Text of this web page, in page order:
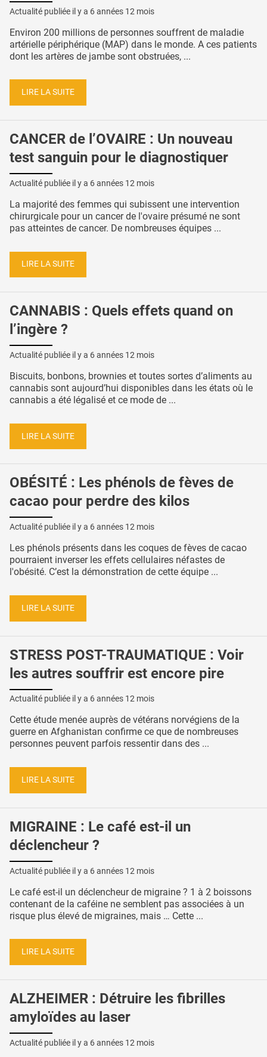
Actualité publiée il y a 6 années 12 mois
Environ 200 millions de personnes souffrent de maladie
artérielle périphérique (MAP) dans le monde. A ces patients
dont les artères de jambe sont obstruées, ...
LIRE LA SUITE
CANCER de l’OVAIRE : Un nouveau
test sanguin pour le diagnostiquer
Actualité publiée il y a 6 années 12 mois
La majorité des femmes qui subissent une intervention
chirurgicale pour un cancer de l'ovaire présumé ne sont
pas atteintes de cancer. De nombreuses équipes ...
LIRE LA SUITE
CANNABIS : Quels effets quand on
l’ingère ?
Actualité publiée il y a 6 années 12 mois
Biscuits, bonbons, brownies et toutes sortes d’aliments au
cannabis sont aujourd’hui disponibles dans les états où le
cannabis a été légalisé et ce mode de ...
LIRE LA SUITE
OBÉSITÉ : Les phénols de fèves de
cacao pour perdre des kilos
Actualité publiée il y a 6 années 12 mois
Les phénols présents dans les coques de fèves de cacao
pourraient inverser les effets cellulaires néfastes de
l'obésité. C’est la démonstration de cette équipe ...
LIRE LA SUITE
STRESS POST-TRAUMATIQUE : Voir
les autres souffrir est encore pire
Actualité publiée il y a 6 années 12 mois
Cette étude menée auprès de vétérans norvégiens de la
guerre en Afghanistan confirme ce que de nombreuses
personnes peuvent parfois ressentir dans des ...
LIRE LA SUITE
MIGRAINE : Le café est-il un
déclencheur ?
Actualité publiée il y a 6 années 12 mois
Le café est-il un déclencheur de migraine ? 1 à 2 boissons
contenant de la caféine ne semblent pas associées à un
risque plus élevé de migraines, mais … Cette ...
LIRE LA SUITE
ALZHEIMER : Détruire les fibrilles
amyloïdes au laser
Actualité publiée il y a 6 années 12 mois